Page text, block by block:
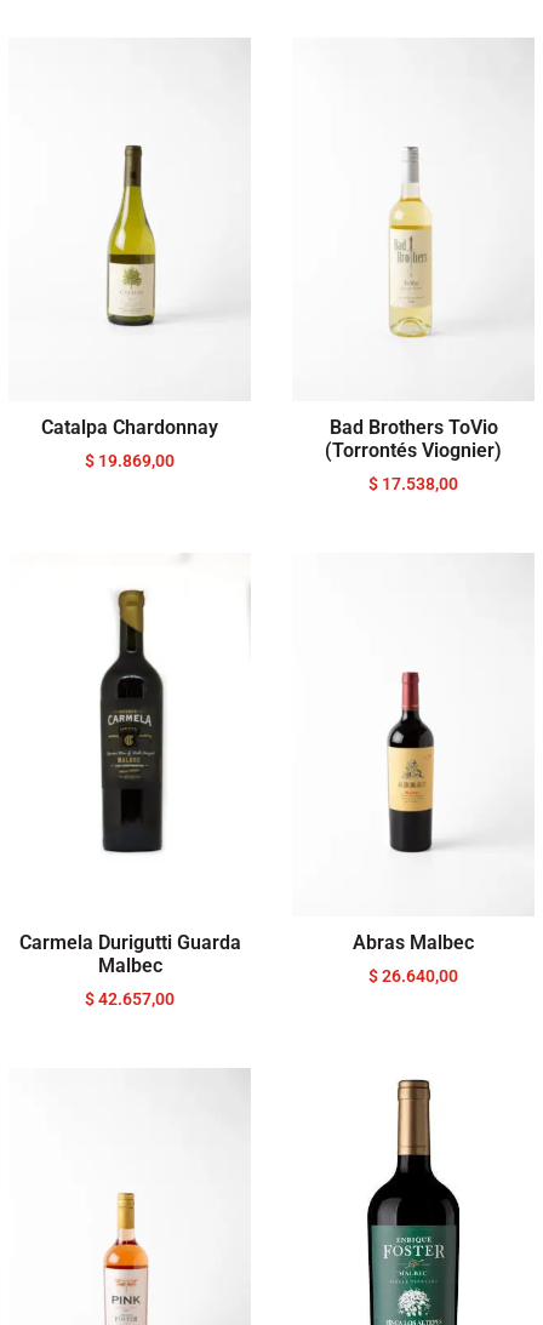
Catalpa Chardonnay
$ 19.869,00
Bad Brothers ToVio
(Torrontés Viognier)
$ 17.538,00
Carmela Durigutti Guarda
Malbec
$42.657,00
Abras Malbec
$26.640,00